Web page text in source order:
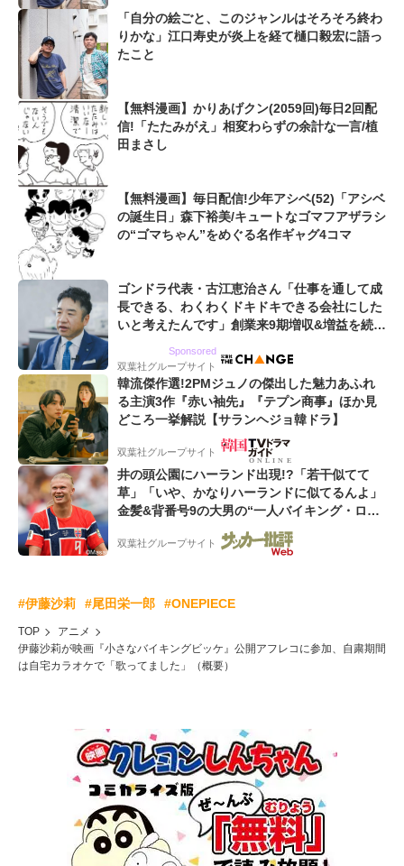
「自分の絵ごと、このジャンルはそろそろ終わ
りかな」江口寿史が炎上を経て樋口毅宏に語っ
たこと
【無料漫画】かりあげクン(2059回)毎日2回配
信!「たたみがえ」相変わらずの余計な一言/植
田まさし
【無料漫画】毎日配信!少年アシベ(52)「アシベ
の誕生日」森下裕美/キュートなゴマフアザラシ
の“ゴマちゃん”をめぐる名作ギャグ4コマ
ゴンドラ代表・古江恵治さん「仕事を通して成
長できる、わくわくドキドキできる会社にした
いと考えたんです」創業来9期増収&増益を続け
Sponsored
双葉社グループサイト
韓流傑作選!2PMジュノの傑出した魅力あふれ
る主演3作『赤い袖先』『テプン商事』ほか見
どころ一挙解説【サランヘジョ韓ドラ】
双葉社グループサイト
井の頭公園にハーランド出現!?「若干似てて
草」「いや、かなりハーランドに似てるんよ」
金髪&背番号9の大男の“一人バイキング・ロ
ー”映像が話題!「元気をもらった」
双葉社グループサイト
#伊藤沙莉 #尾田栄一郎 #ONEPIECE
TOP
アニメ
伊藤沙莉が映画『小さなバイキングビッケ』公開アフレコに参加、自粛期間
は自宅カラオケで「歌ってました」（概要）